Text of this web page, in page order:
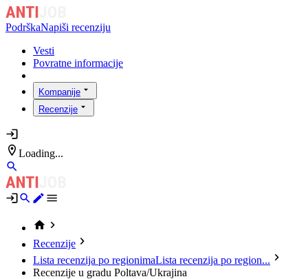
PodrškaNapiši recenziju
Vesti
Povratne informacije
Kompanije
Recenzije
Loading...
Recenzije
Lista recenzija po regionimaLista recenzija po region...
Recenzije u gradu Poltava/Ukrajina